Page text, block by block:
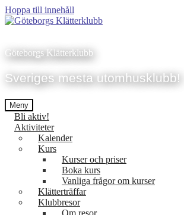
Hoppa till innehåll
Göteborgs Klätterklubb
Sveriges mesta utomhusklubb!
Meny
Bli aktiv!
Aktiviteter
Kalender
Kurs
Kurser och priser
Boka kurs
Vanliga frågor om kurser
Klätterträffar
Klubbresor
Om resor